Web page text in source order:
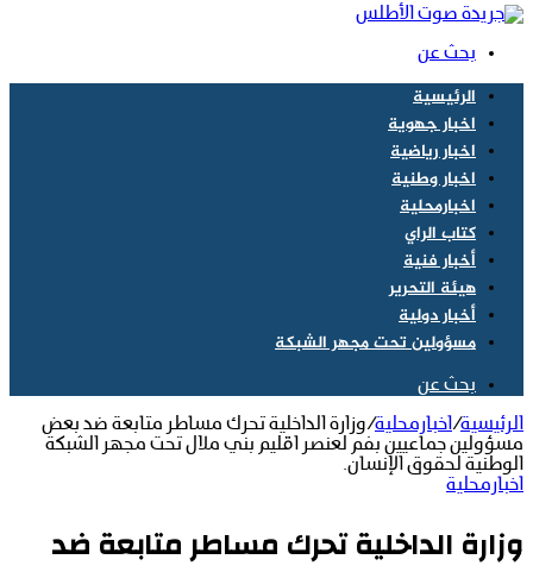
بحث عن
الرئيسية
اخبار جهوية
اخبار رياضية
اخبار وطنية
اخبارمحلية
كتاب الراي
أخبار فنية
هيئة التحرير
أخبار دولية
مسؤولين تحت مجهر الشبكة
بحث عن
الرئيسية/ اخبارمحلية/وزارة الداخلية تحرك مساطر متابعة ضد بعض
مسؤولين جماعيين بفم لعنصر اقليم بني ملال تحت مجهر الشبكة
الوطنية لحقوق الإنسان.
اخبارمحلية
وزارة الداخلية تحرك مساطر متابعة ضد